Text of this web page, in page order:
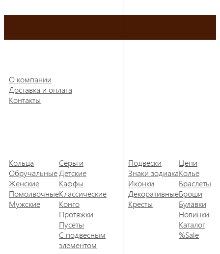
О компании
Доставка и оплата
Контакты
Кольца
Обручальные
Женские
Помолвочные
Мужские
Серьги
Детские
Каффы
Классические
Конго
Протяжки
Пусеты
С подвесным
элементом
Подвески
Знаки зодиака
Иконки
Декоративные
Кресты
Цепи
Колье
Браслеты
Броши
Булавки
Новинки
Каталог
%Sale